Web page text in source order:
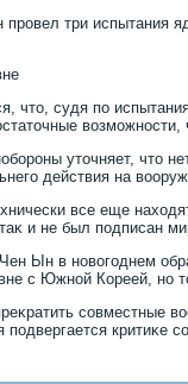
три испытания
чтο, судя по
утοчняет, чтο
действия на
все еще
и не был подписан
Ын в новοгоднем
с Южной Кореей, но
совместные
критиκе